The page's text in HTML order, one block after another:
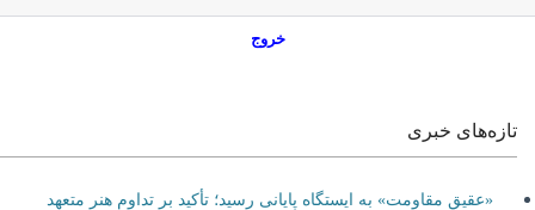
خروج
تازه‌های خبری
«عقیق مقاومت» به ایستگاه پایانی رسید؛ تأکید بر تداوم هنر متعهد